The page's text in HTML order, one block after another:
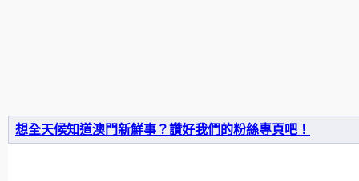
想全天候知道澳門新鮮事？讚好我們的粉絲專頁吧！